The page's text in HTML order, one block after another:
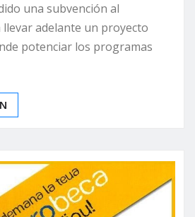
una subvención al
adelante un proyecto
potenciar los programas